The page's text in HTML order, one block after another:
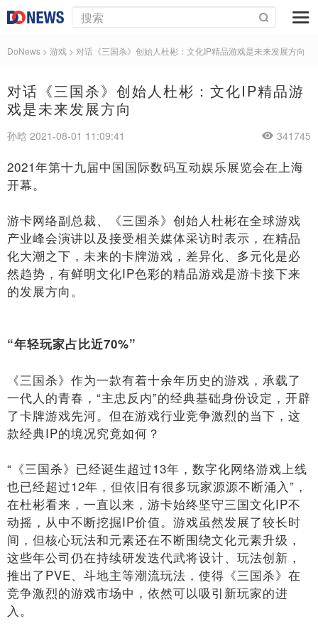
DoNews > 游戏 > 对话《三国杀》创始人杜彬：文化IP精品游戏是未来发展方向
对话《三国杀》创始人杜彬：文化IP精品游
戏是未来发展方向
孙晗 2021-08-01 11:09:41 341745
2021年第十九届中国国际数码互动娱乐展览会在上海
开幕。
游卡网络副总裁、《三国杀》创始人杜彬在全球游戏
产业峰会演讲以及接受相关媒体采访时表示，在精品
化大潮之下，未来的卡牌游戏，差异化、多元化是必
然趋势，有鲜明文化IP色彩的精品游戏是游卡接下来
的发展方向。
“年轻玩家占比近70%”
《三国杀》作为一款有着十余年历史的游戏，承载了
一代人的青春，“主忠反内”的经典基础身份设定，开辟
了卡牌游戏先河。但在游戏行业竞争激烈的当下，这
款经典IP的境况究竟如何？
“《三国杀》已经诞生超过13年，数字化网络游戏上线
也已经超过12年，但依旧有很多玩家源源不断涌入”，
在杜彬看来，一直以来，游卡始终坚守三国文化IP不
动摇，从中不断挖掘IP价值。游戏虽然发展了较长时
间，但核心玩法和元素还在不断围绕文化元素升级，
这些年公司仍在持续研发迭代武将设计、玩法创新，
推出了PVE、斗地主等潮流玩法，使得《三国杀》在
竞争激烈的游戏市场中，依然可以吸引新玩家的进
入。